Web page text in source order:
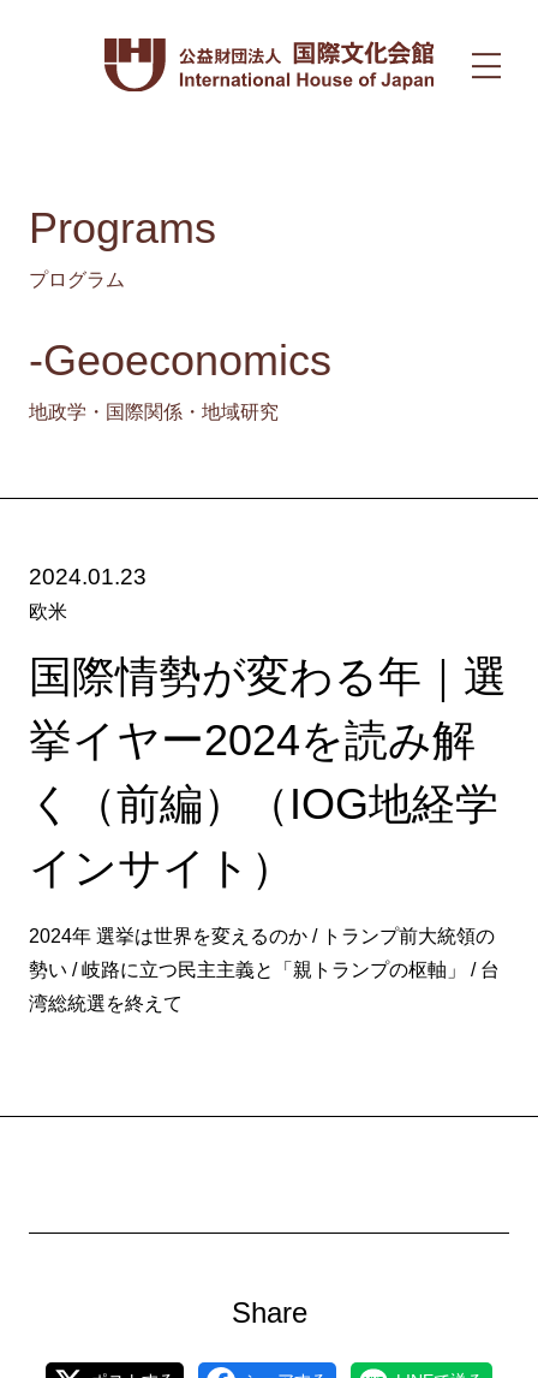
Programs
プログラム
-Geoeconomics
地政学・国際関係・地域研究
2024.01.23
欧米
国際情勢が変わる年｜選
挙イヤー2024を読み解
く（前編）（IOG地経学
インサイト）
2024年 選挙は世界を変えるのか / トランプ前大統領の
勢い / 岐路に立つ民主主義と「親トランプの枢軸」 / 台
湾総統選を終えて
Share